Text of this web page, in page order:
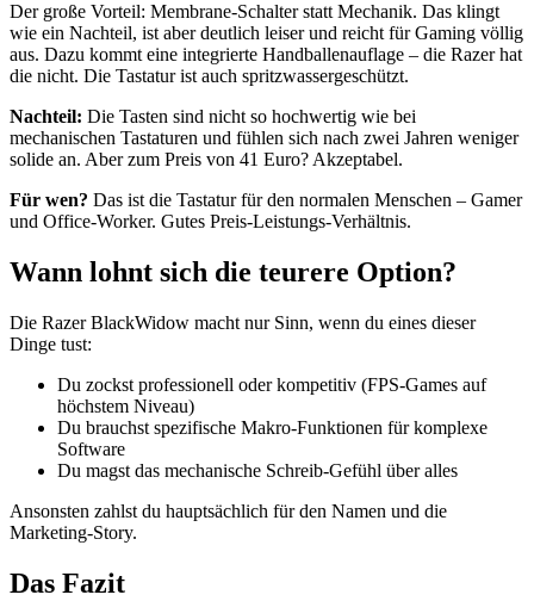
Der große Vorteil: Membrane-Schalter statt Mechanik. Das klingt
wie ein Nachteil, ist aber deutlich leiser und reicht für Gaming völlig
aus. Dazu kommt eine integrierte Handballenauflage – die Razer hat
die nicht. Die Tastatur ist auch spritzwassergeschützt.
Nachteil: Die Tasten sind nicht so hochwertig wie bei
mechanischen Tastaturen und fühlen sich nach zwei Jahren weniger
solide an. Aber zum Preis von 41 Euro? Akzeptabel.
Für wen? Das ist die Tastatur für den normalen Menschen – Gamer
und Office-Worker. Gutes Preis-Leistungs-Verhältnis.
Wann lohnt sich die teurere Option?
Die Razer BlackWidow macht nur Sinn, wenn du eines dieser
Dinge tust:
Du zockst professionell oder kompetitiv (FPS-Games auf
höchstem Niveau)
Du brauchst spezifische Makro-Funktionen für komplexe
Software
Du magst das mechanische Schreib-Gefühl über alles
Ansonsten zahlst du hauptsächlich für den Namen und die
Marketing-Story.
Das Fazit